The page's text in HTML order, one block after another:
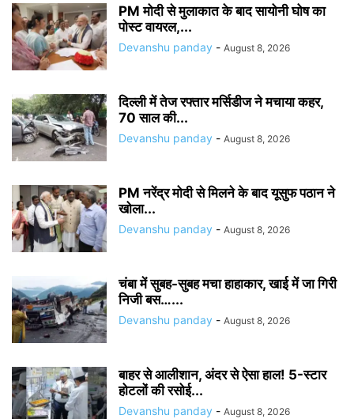
PM मोदी से मुलाकात के बाद सायोनी घोष का
पोस्ट वायरल,...
Devanshu panday - August 8, 2026
दिल्ली में तेज रफ्तार मर्सिडीज ने मचाया कहर,
70 साल की...
Devanshu panday - August 8, 2026
PM नरेंद्र मोदी से मिलने के बाद यूसुफ पठान ने
खोला...
Devanshu panday - August 8, 2026
चंबा में सुबह-सुबह मचा हाहाकार, खाई में जा गिरी
निजी बस…...
Devanshu panday - August 8, 2026
बाहर से आलीशान, अंदर से ऐसा हाल! 5-स्टार
होटलों की रसोई...
Devanshu panday - August 8, 2026